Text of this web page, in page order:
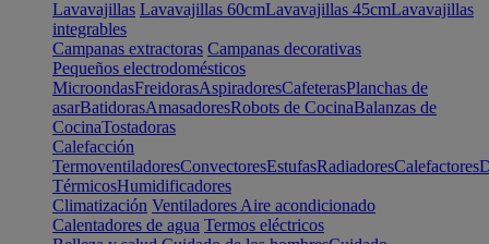
Lavavajillas Lavavajillas 60cmLavavajillas 45cmLavavajillas
integrables
Campanas extractoras Campanas decorativas
Pequeños electrodomésticos
MicroondasFreidorasAspiradoresCafeterasPlanchas de
asarBatidorasAmasadoresRobots de CocinaBalanzas de
CocinaTostadoras
Calefacción
TermoventiladoresConvectoresEstufasRadiadoresCalefactores
TérmicosHumidificadores
Climatización Ventiladores Aire acondicionado
Calentadores de agua Termos eléctricos